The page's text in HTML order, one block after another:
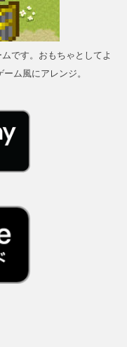
です。おもちゃとしてよ
ム風にアレンジ。